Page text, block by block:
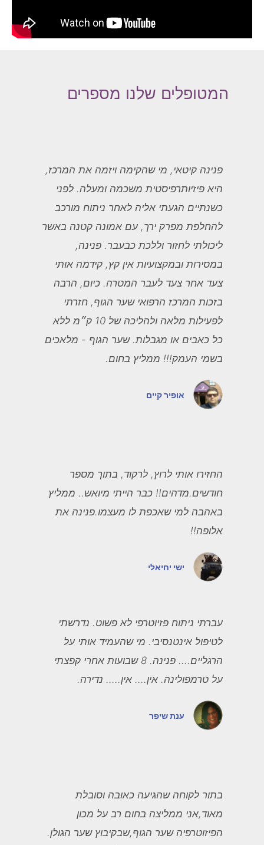
המטופלים שלנו מספרים
פנינה קיטאי, מי שהקימה ויזמה את המרכז,
היא פיזיותרפיסטית משכמה ומעלה. לפני
כשנתיים הגעתי אליה לאחר ניתוח מורכב
להחלפת מפרק ירך, עם אמונה קטנה באשר
ליכולתי לחזור וללכת כבעבר. פנינה,
במסירות ובמקצועיות אין קץ, קידמה אותי
צעד אחר צעד לעבר המטרה. כיום, הרבה
בזכות המרכז הרפואי שער הגוף, חזרתי
לפעילות מלאה ולהליכה של 10 ק״מ ללא
כל כאבים או מגבלות. שער הגוף - מלאכים
בשמי העמק!!! ממליץ בחום.
אופיר קיים
החזירו אותי לרוץ, לרקוד, בתוך מספר
חודשים.מדהים!! כבר הייתי מיואש.. ממליץ
באהבה למי שאכפת לו מעצמו.פנינה את
אלופה!!
ישי יחיאלי
עברתי ניתוח פזיוטרפי לא פשוט. נדרשתי
לטיפול אינטנסיבי. מי שהעמיד אותי על
הרגליים.... פנינה. 8 שבועות אחרי קפצתי
על טרמפולינה. אין.... אין..... נדירה.
ענת שיפר
בתור לקוחה שהגיעה כאובה וסובלת
מאוד,אני ממליצה בחום רב על מכון
הפיזוטרפיה שער הגוף,שבקיבוץ שער הגולן.